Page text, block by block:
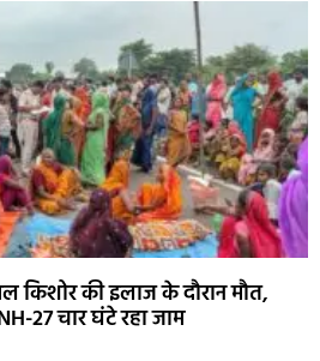
की इलाज के दौरान मौत,
27 चार घंटे रहा जाम